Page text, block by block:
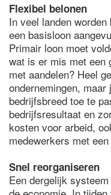
Flexibel belonen
In veel landen
een basisloon
Primair loon moet
wat is er mis met een
met aandelen? Heel
ondernemingen,
bedrijfsbreed toe te
bedrijfsresultaat en
kosten voor arbeid,
medewerkers met
Snel reorganiseren
Een dergelijk